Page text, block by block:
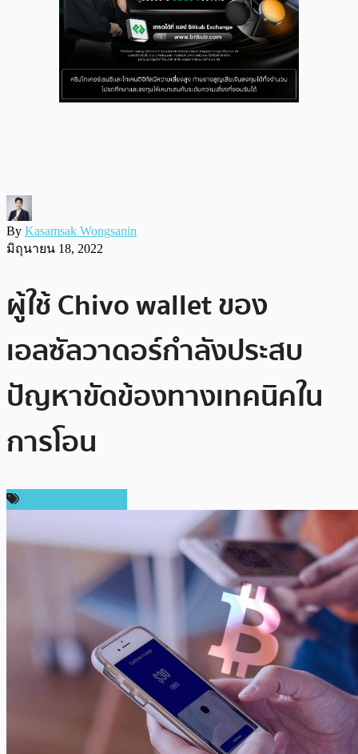
By Kasamsak Wongsanin
มิถุนายน 18, 2022
ผู้ใช้ Chivo wallet ของ
เอลซัลวาดอร์กำลังประสบ
ปัญหาขัดข้องทางเทคนิคใน
การโอน